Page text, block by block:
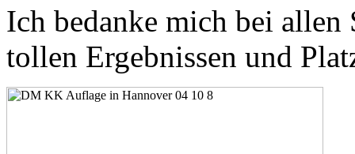
Ich bedanke mich bei allen
tollen Ergebnissen und